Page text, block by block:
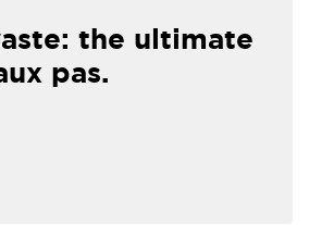
the ultimate
pas.